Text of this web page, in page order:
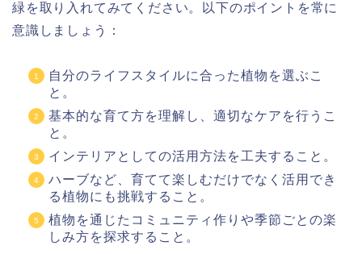
緑を取り入れてみてください。以下のポイントを常に
意識しましょう：
自分のライフスタイルに合った植物を選ぶこ
と。
基本的な育て方を理解し、適切なケアを行うこ
と。
インテリアとしての活用方法を工夫すること。
ハーブなど、育てて楽しむだけでなく活用でき
る植物にも挑戦すること。
植物を通じたコミュニティ作りや季節ごとの楽
しみ方を探求すること。